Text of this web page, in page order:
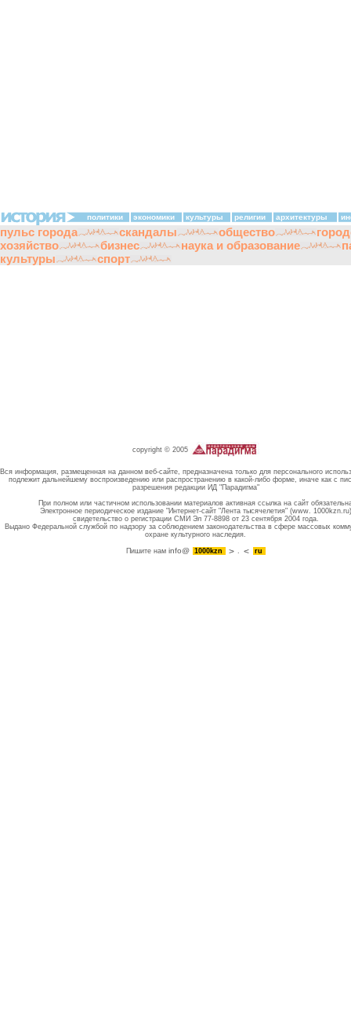
политики экономики культуры религии архитектуры
пульс города скандалы общество
хозяйство
бизнес наука и образование
культуры
спорт
copyright © 2005
Вся информация, размещенная на данном веб-сайте, предназначена только для персонального
подлежит дальнейшему воспроизведению или распространению в какой-либо форме, иначе как с
разрешения редакции ИД "Парадигма"
При полном или частичном использовании материалов активная ссылка на сайт
Электронное периодическое издание "Интернет-сайт "Лента тысячелетия" (www. 1000kzn.ru)
свидетельство о регистрации СМИ Эл 77-8898 от 23 сентября 2004 года.
Выдано Федеральной службой по надзору за соблюдением законодательства в сфере массовых
охране культурного наследия.
Пишите намinfo@ 1000kzn . ru